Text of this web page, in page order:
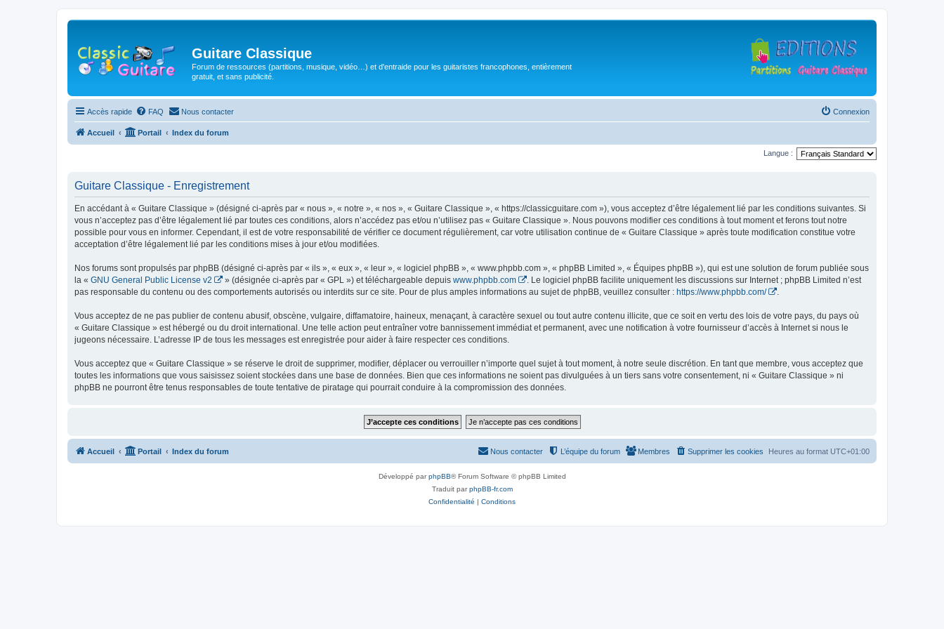
Guitare Classique
Forum de ressources (partitions, musique, vidéo…) et d'entraide pour les guitaristes francophones, entièrement
gratuit, et sans publicité.
Accès rapide FAQ Nous contacter Connexion
Accueil Portail Index du forum
Langue :
Guitare Classique - Enregistrement
En accédant à « Guitare Classique » (désigné ci-après par « nous », « notre », « nos », « Guitare Classique », « https://classicguitare.com »), vous acceptez d’être légalement lié par les conditions suivantes. Si
vous n’acceptez pas d’être légalement lié par toutes ces conditions, alors n’accédez pas et/ou n’utilisez pas « Guitare Classique ». Nous pouvons modifier ces conditions à tout moment et ferons tout notre
possible pour vous en informer. Cependant, il est de votre responsabilité de vérifier ce document régulièrement, car votre utilisation continue de « Guitare Classique » après toute modification constitue votre
acceptation d’être légalement lié par les conditions mises à jour et/ou modifiées.
Nos forums sont propulsés par phpBB (désigné ci-après par « ils », « eux », « leur », « logiciel phpBB », « www.phpbb.com », « phpBB Limited », « Équipes phpBB »), qui est une solution de forum publiée sous
la « GNU General Public License v2 » (désignée ci-après par « GPL ») et téléchargeable depuis www.phpbb.com
. Le logiciel phpBB facilite uniquement les discussions sur Internet ; phpBB Limited n’est
pas responsable du contenu ou des comportements autorisés ou interdits sur ce site. Pour de plus amples informations au sujet de phpBB, veuillez consulter : https://www.phpbb.com/ .
Vous acceptez de ne pas publier de contenu abusif, obscène, vulgaire, diffamatoire, haineux, menaçant, à caractère sexuel ou tout autre contenu illicite, que ce soit en vertu des lois de votre pays, du pays où
« Guitare Classique » est hébergé ou du droit international. Une telle action peut entraîner votre bannissement immédiat et permanent, avec une notification à votre fournisseur d’accès à Internet si nous le
jugeons nécessaire. L’adresse IP de tous les messages est enregistrée pour aider à faire respecter ces conditions.
Vous acceptez que « Guitare Classique » se réserve le droit de supprimer, modifier, déplacer ou verrouiller n’importe quel sujet à tout moment, à notre seule discrétion. En tant que membre, vous acceptez que
toutes les informations que vous saisissez soient stockées dans une base de données. Bien que ces informations ne soient pas divulguées à un tiers sans votre consentement, ni « Guitare Classique » ni
phpBB ne pourront être tenus responsables de toute tentative de piratage qui pourrait conduire à la compromission des données.
Accueil Portail Index du forum Heures au format UTC+01:00
Supprimer les cookies
Membres
L’équipe du forum
Nous contacter
Développé parphpBB® Forum Software © phpBB Limited
Traduit parphpBB-fr.com
Confidentialité | Conditions